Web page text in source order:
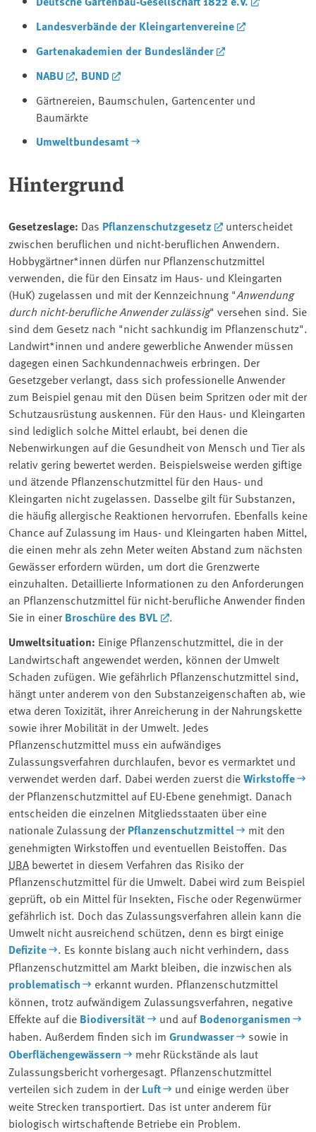
Landesverbände der Kleingartenvereine
Gartenakademien der Bundesländer
NABU
, BUND
Gärtnereien, Baumschulen, Gartencenter und
Baumärkte
Umweltbundesamt
Hintergrund
Gesetzeslage: Das Pflanzenschutzgesetz
unterscheidet
zwischen beruflichen und nicht-beruflichen Anwendern.
Hobbygärtner*innen dürfen nur Pflanzenschutzmittel
verwenden, die für den Einsatz im Haus- und Kleingarten
(HuK) zugelassen und mit der Kennzeichnung "Anwendung
durch nicht-berufliche Anwender zulässig" versehen sind. Sie
sind dem Gesetz nach "nicht sachkundig im Pflanzenschutz".
Landwirt*innen und andere gewerbliche Anwender müssen
dagegen einen Sachkundennachweis erbringen. Der
Gesetzgeber verlangt, dass sich professionelle Anwender
zum Beispiel genau mit den Düsen beim Spritzen oder mit der
Schutzausrüstung auskennen. Für den Haus- und Kleingarten
sind lediglich solche Mittel erlaubt, bei denen die
Nebenwirkungen auf die Gesundheit von Mensch und Tier als
relativ gering bewertet werden. Beispielsweise werden giftige
und ätzende Pflanzenschutzmittel für den Haus- und
Kleingarten nicht zugelassen. Dasselbe gilt für Substanzen,
die häufig allergische Reaktionen hervorrufen. Ebenfalls keine
Chance auf Zulassung im Haus- und Kleingarten haben Mittel,
die einen mehr als zehn Meter weiten Abstand zum nächsten
Gewässer erfordern würden, um dort die Grenzwerte
einzuhalten. Detaillierte Informationen zu den Anforderungen
an Pflanzenschutzmittel für nicht-berufliche Anwender finden
Sie in einerBroschüre des BVL .
Umweltsituation: ⁠Einige Pflanzenschutzmittel, die in der
Landwirtschaft angewendet werden,⁠ können der Umwelt
Schaden zufügen. Wie gefährlich Pflanzenschutzmittel sind,
hängt unter anderem von den Substanzeigenschaften ab, wie
etwa deren ⁠Toxizität⁠, ihrer Anreicherung in der Nahrungskette
sowie ihrer Mobilität in der Umwelt. Jedes
Pflanzenschutzmittel muss ein aufwändiges
Zulassungsverfahren durchlaufen, bevor es vermarktet und
verwendet werden darf. Dabei werden zuerst dieWirkstoffe
der Pflanzenschutzmittel auf EU-Ebene genehmigt. Danach
entscheiden die einzelnen Mitgliedsstaaten über eine
nationale Zulassung derPflanzenschutzmittel
mit den
genehmigten Wirkstoffen und eventuellen Beistoffen. Das
UBA bewertet in diesem Verfahren das Risiko der
Pflanzenschutzmittel für die Umwelt. Dabei wird zum Beispiel
geprüft, ob ein Mittel für Insekten, Fische oder Regenwürmer
gefährlich ist. Doch das Zulassungsverfahren allein kann die
Umwelt nicht ausreichend schützen, denn es birgt einige
Defizite
. Es konnte bislang auch nicht verhindern, dass
Pflanzenschutzmittel am Markt bleiben, die inzwischen als
problematisch
erkannt wurden. Pflanzenschutzmittel
können, trotz aufwändigem Zulassungsverfahren, negative
Effekte auf die Biodiversität und aufBodenorganismen
haben. Außerdem finden sich im Grundwasser sowie in
Oberflächengewässern
mehr Rückstände als laut
Zulassungsbericht vorhergesagt. Pflanzenschutzmittel
verteilen sich zudem in derLuft
und einige werden über
weite Strecken transportiert. Das ist unter anderem für
biologisch wirtschaftende Betriebe ein Problem.